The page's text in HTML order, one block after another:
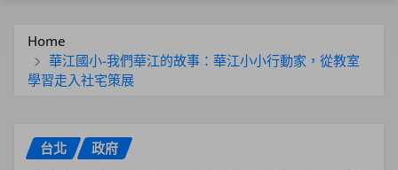
Home
華江國小-我們華江的故事：華江小小行動家，從教室
學習走入社宅策展
台北 政府